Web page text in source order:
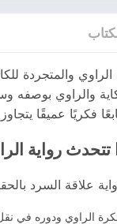
الراوي والمتجردة
والراوي بوصفه
فكريًا عميقًا
تتحدث رواية
علاقة السرد
الراوي ودوره في